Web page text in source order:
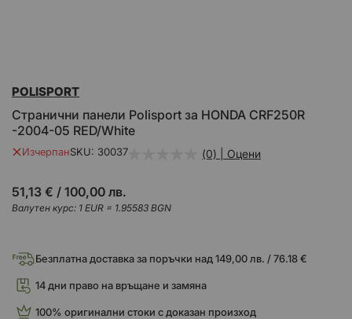
към
на
галерия
със
снимки
Странични панели Polisport за HONDA CRF250R
-2004-05 RED/White
POLISPORT
ИзчерпанSKU 30037 (0) | Оцени
51,13 € / 100,00 лв.
Валутен курс: 1 EUR = 1.95583 BGN
Безплатна доставка за поръчки над 149,00 лв. / 76.18 €
14 дни право на връщане и замяна
100% оригинални стоки с доказан произход